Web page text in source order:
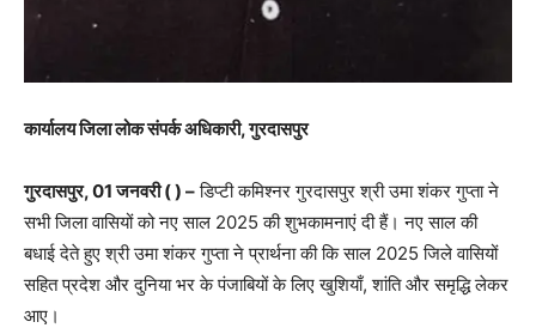
कार्यालय जिला लोक संपर्क अधिकारी, गुरदासपुर
गुरदासपुर, 01 जनवरी ( ) –डिप्टी कमिश्नर गुरदासपुर श्री उमा शंकर गुप्ता ने
सभी जिला वासियों को नए साल 2025 की शुभकामनाएं दी हैं। नए साल की
बधाई देते हुए श्री उमा शंकर गुप्ता ने प्रार्थना की कि साल 2025 जिले वासियों
सहित प्रदेश और दुनिया भर के पंजाबियों के लिए खुशियाँ, शांति और समृद्धि लेकर
आए।